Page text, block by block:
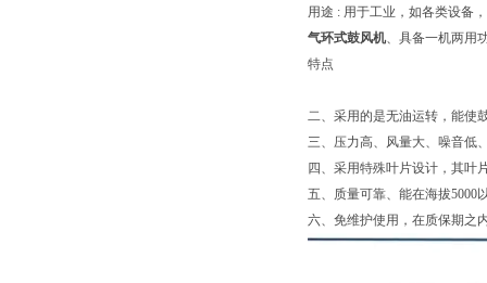
用途 : 用于工业，如各类设备
气环式鼓风机、具备一机两用
特点
二、采用的是无油运转，能使
三、压力高、风量大、噪音低
四、采用特殊叶片设计，其叶
五、质量可靠、能在海拔5000
六、免维护使用，在质保期之